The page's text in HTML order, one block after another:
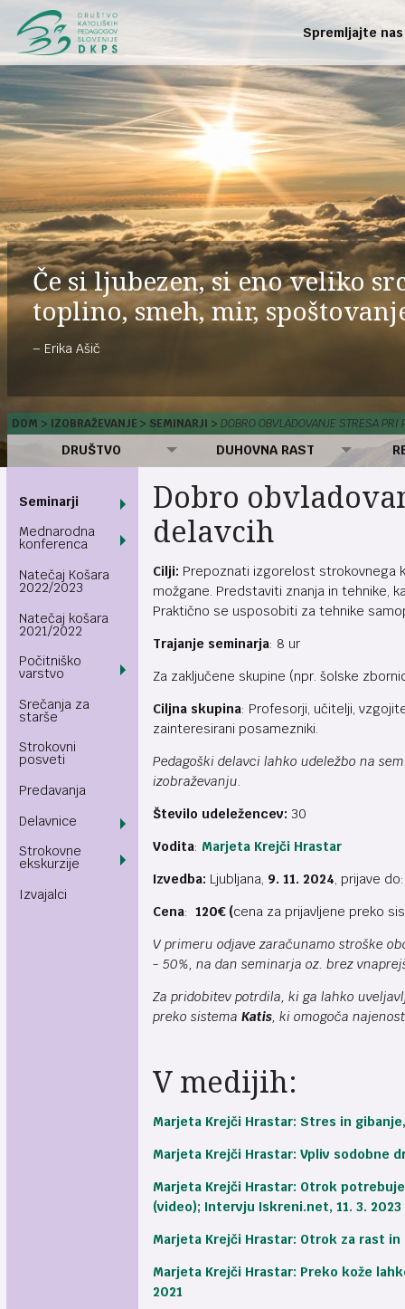
Spremljajte nas
Če si ljubezen, si eno veliko
toplino, smeh, mir,
Erika Ašič
DOM IZOBRAŽEVANJE SEMINARJI DOBRO OBVLADOVANJE STRESA PRI
DRUŠTVO DUHOVNA RAST
Seminarji
Mednarodna
konferenca
Natečaj Košara
2022/2023
Natečaj košara
2021/2022
Počitniško
varstvo
Srečanja za
starše
Strokovni
posveti
Predavanja
Delavnice
Strokovne
ekskurzije
Izvajalci
Dobro
delavcih
Cilji: Prepoznati izgorelost strokovnega
možgane. Predstaviti znanja in tehnike,
Praktično se usposobiti za tehnike
Trajanje seminarja: 8 ur
Za zaključene skupine (npr. šolske
Ciljna skupina: Profesorji, učitelji,
zainteresirani posamezniki.
Pedagoški delavci lahko udeležbo na
izobraževanju.
Število udeležencev: 30
Vodita: Marjeta Krejči Hrastar
Izvedba: Ljubljana, 9. 11. 2024, prijave
Cena: 120€ (cena za prijavljene preko
V primeru odjave zaračunamo stroške
- 50%, na dan seminarja oz. brez
Za pridobitev potrdila, ki ga lahko
preko sistema Katis, ki omogoča
V medijih:
Marjeta Krejči Hrastar: Stres in
Marjeta Krejči Hrastar: Vpliv sodobne
Marjeta Krejči Hrastar: Otrok
(video); Intervju Iskreni.net, 11. 3. 2023
Marjeta Krejči Hrastar: Otrok za rast
Marjeta Krejči Hrastar: Preko kože
2021